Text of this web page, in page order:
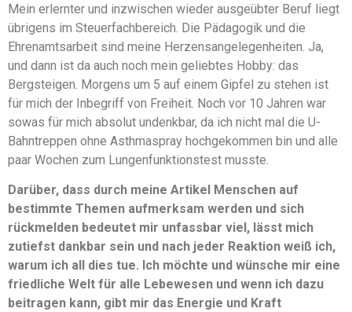
Mein erlernter und inzwischen wieder ausgeübter Beruf liegt
übrigens im Steuerfachbereich. Die Pädagogik und die
Ehrenamtsarbeit sind meine Herzensangelegenheiten. Ja,
und dann ist da auch noch mein geliebtes Hobby: das
Bergsteigen. Morgens um 5 auf einem Gipfel zu stehen ist
für mich der Inbegriff von Freiheit. Noch vor 10 Jahren war
sowas für mich absolut undenkbar, da ich nicht mal die U-
Bahntreppen ohne Asthmaspray hochgekommen bin und alle
paar Wochen zum Lungenfunktionstest musste.
Darüber, dass durch meine Artikel Menschen auf
bestimmte Themen aufmerksam werden und sich
rückmelden bedeutet mir unfassbar viel, lässt mich
zutiefst dankbar sein und nach jeder Reaktion weiß ich,
warum ich all dies tue. Ich möchte und wünsche mir eine
friedliche Welt für alle Lebewesen und wenn ich dazu
beitragen kann, gibt mir das Energie und Kraft